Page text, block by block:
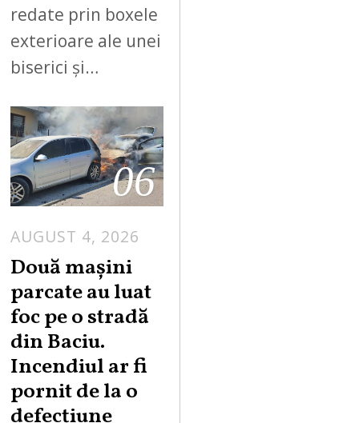
redate prin boxele
exterioare ale unei
biserici și…
06
AUGUST 4, 2026
Două mașini
parcate au luat
foc pe o stradă
din Baciu.
Incendiul ar fi
pornit de la o
defecțiune